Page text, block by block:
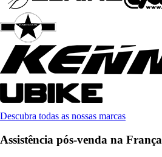
Descubra todas as nossas marcas
Assistência pós-venda na França